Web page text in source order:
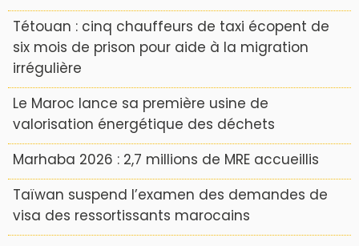
Tétouan : cinq chauffeurs de taxi écopent de
six mois de prison pour aide à la migration
irrégulière
Le Maroc lance sa première usine de
valorisation énergétique des déchets
Marhaba 2026 : 2,7 millions de MRE accueillis
Taïwan suspend l’examen des demandes de
visa des ressortissants marocains